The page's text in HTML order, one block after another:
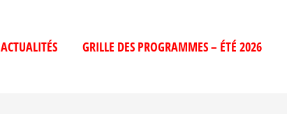
ACTUALITÉS GRILLE DES PROGRAMMES – ÉTÉ 2026